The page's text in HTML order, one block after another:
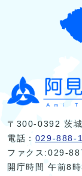
〒300-0392 茨
電話： 029-888-
ファクス:029-
開庁時間 午前8